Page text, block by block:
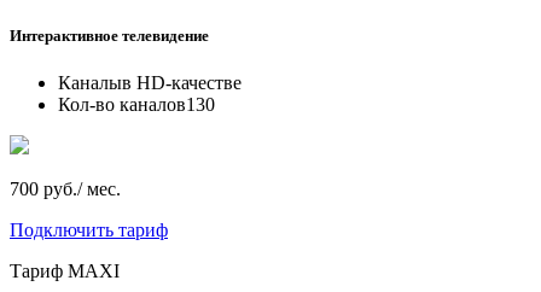
Интерактивное телевидение
Каналыв HD-качестве
Кол-во каналов130
700 руб./ мес.
Подключить тариф
Тариф MAXI